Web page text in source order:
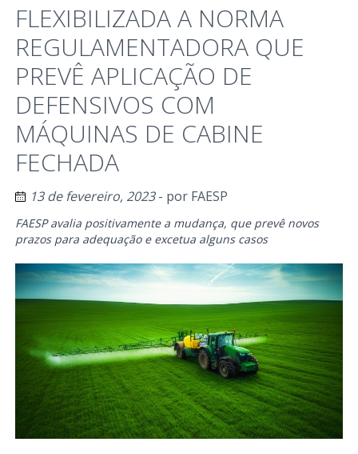
FLEXIBILIZADA A NORMA
REGULAMENTADORA QUE
PREVÊ APLICAÇÃO DE
DEFENSIVOS COM
MÁQUINAS DE CABINE
FECHADA
13 de fevereiro, 2023- por FAESP
FAESP avalia positivamente a mudança, que prevê novos
prazos para adequação e excetua alguns casos